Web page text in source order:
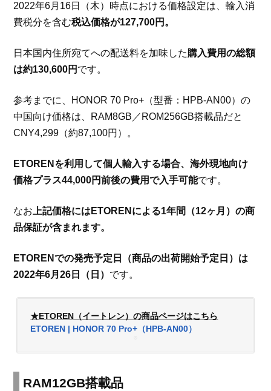
2022年6月16日（木）時点における価格設定は、輸入消
費税分を含む税込価格が127,700円。
日本国内住所宛てへの配送料を加味した購入費用の総額
は約130,600円 です。
参考までに、HONOR 70 Pro+（型番：HPB-AN00）の
中国向け価格は、RAM8GB／ROM256GB搭載品だと
CNY4,299（約87,100円）。
ETORENを利用して個人輸入する場合、海外現地向け
価格プラス44,000円前後の費用で入手可能です。
なお 上記価格にはETORENによる1年間（12ヶ月）の商
品保証が含まれます。
ETORENでの発売予定日（商品の出荷開始予定日）は
2022年6月26日（日） です。
★ETOREN（イートレン）の商品ページはこちら
ETOREN | HONOR 70 Pro+（HPB-AN00）
RAM12GB搭載品